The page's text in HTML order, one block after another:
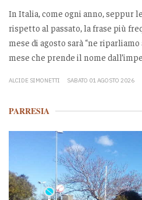
In Italia, come ogni anno, seppur
rispetto al passato, la frase più
mese di agosto sarà “ne
mese che prende il nome
ALCIDE SIMONETTI SABATO 01 AGOSTO 2026
PARRESIA